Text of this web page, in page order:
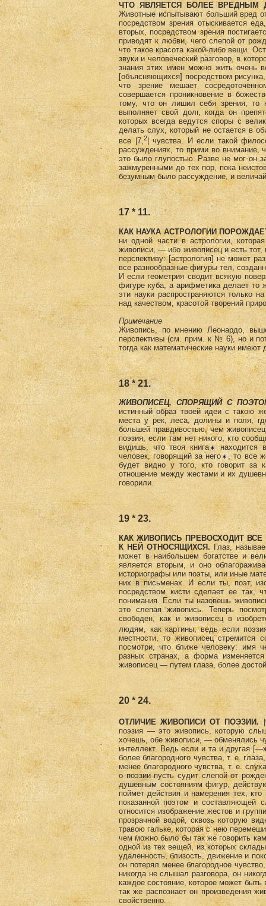
ЧТО ЯВЛЯЕТСЯ БОЛЕЕ ВРЕДНЫМ
Животные испытывают больший вред
посредством зрения отыскивается
вторых, посредством зрения
приводят к любви, чего слепой от
что такое красота какой-либо вещи.
звуки и человеческий разговор, в
знания этих имен можно жить очень
[объясняющихся] посредством
что зрение мешает
совершается проникновение в
тому, что он лишил себя зрения, то
выполняет свой долг, когда он
которых всегда ведутся споры с
делать слух, который не остается в
все |7,2| чувства. И если такой
рассуждениях, то прими во внимание,
это было глупостью. Разве не мог он
зажмуренными до тех пор, пока
безумным было рассуждение, и
17 * 11.
КАК НАУКА АСТРОЛОГИИ
ни одной части в астрологии,
живописи, — ибо живописец и есть тот,
перспективу: [астрология] не может
все разнообразные фигуры тел,
И если геометрия сводит всякую
фигуре куба, а арифметика делает то
эти науки распространяются только
над качеством, красотой творений
Примечание
Живопись, по мнению Леонардо,
перспективы (см. прим. к № 6), но и
тогда как математические науки имеют
18 * 21.
ЖИВОПИСЕЦ, СПОРЯЩИЙ С
истинный образ твоей идеи с такою
места у рек, леса, долины и поля,
большей правдивостью, чем
поэзия, если там нет никого, кто
видишь, что твоя книга
находится
человек, говорящий за него
, то все
будет видно у того, кто говорит за
отношение между жестами и их
говорили.
19 * 23.
КАК ЖИВОПИСЬ ПРЕВОСХОДИТ
К НЕЙ ОТНОСЯЩИХСЯ. Глаз,
может в наибольшем богатстве и
является вторым, и оно
историографы или поэты, или иные
них в письменах. И если ты, поэт,
посредством кисти сделает ее так,
понимания. Если ты назовешь
это слепая живопись. Теперь
свободен, как и живописец в
людям, как картины; ведь если
местности, то живописец стремится
посмотри, что ближе человеку: имя
разных странах, а форма
живописец — путем глаза, более
20 * 24.
ОТЛИЧИЕ ЖИВОПИСИ ОТ ПОЭЗИИ.
поэзия — это живопись, которую
хочешь, обе живописи, — обменялись
интеллект. Ведь если и та и другая
более благородного чувства, т. е.
менее благородного чувства, т. е.
о поэзии пусть судит слепой от
душевным состояниям фигур,
поймет действия и намерения тех,
показанной поэтом и составляющей
относится изображение жестов и
прозрачной водой, сквозь которую
травою гальке, которая с нею
чем можно было бы так же говорить
одной из тех вещей, из которых
удаленность, близость, движение и
он потерял менее благородное
никогда не слышал разговора, он
каждое состояние, которое может
так же распознает он произведения
свойственно.